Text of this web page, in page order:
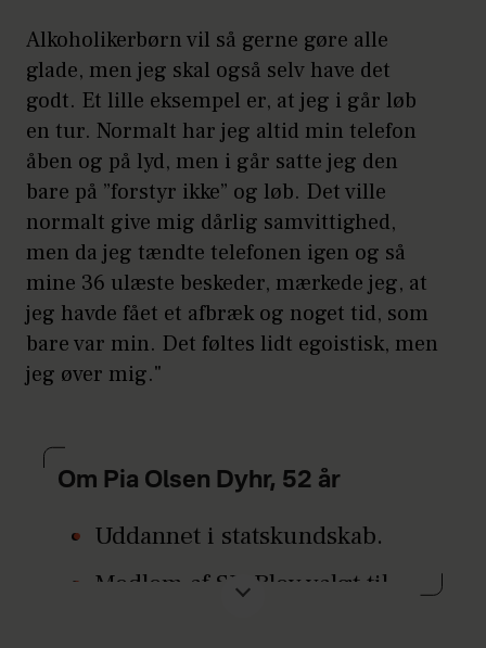
Alkoholikerbørn vil så gerne gøre alle
glade, men jeg skal også selv have det
godt. Et lille eksempel er, at jeg i går løb
en tur. Normalt har jeg altid min telefon
åben og på lyd, men i går satte jeg den
bare på ”forstyr ikke” og løb. Det ville
normalt give mig dårlig samvittighed,
men da jeg tændte telefonen igen og så
mine 36 ulæste beskeder, mærkede jeg, at
jeg havde fået et afbræk og noget tid, som
bare var min. Det føltes lidt egoistisk, men
jeg øver mig."
Om Pia Olsen Dyhr, 52 år
Uddannet i statskundskab.
Medlem af SF. Blev valgt til